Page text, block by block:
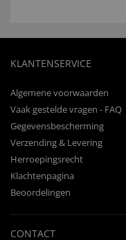
KLANTENSERVICE
Algemene voorwaarden
Vaak gestelde vragen - FAQ
Gegevensbescherming
Verzending & Levering
Herroepingsrecht
Klachtenpagina
Beoordelingen
CONTACT